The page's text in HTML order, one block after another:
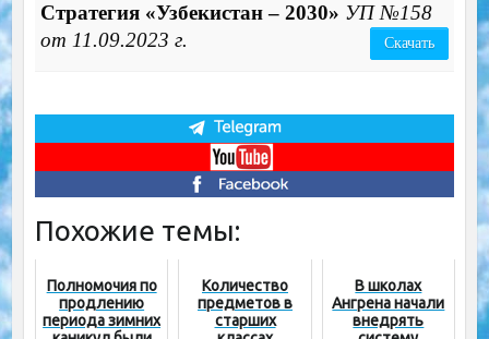
Cтратегия «Узбекистан – 2030» УП №158
от 11.09.2023 г.
Скачать
Похожие темы:
Полномочия по
продлению
периода зимних
Количество
предметов в
старших
В школах
Ангрена начали
внедрять